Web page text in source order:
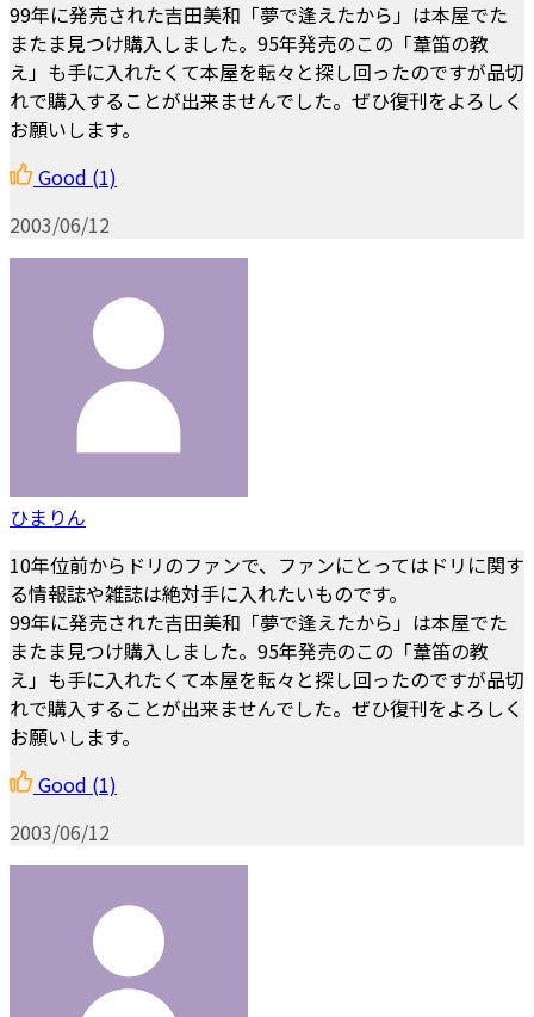
99年に発売された吉田美和「夢で逢えたから」は本屋でた
またま見つけ購入しました。95年発売のこの「葦笛の教
え」も手に入れたくて本屋を転々と探し回ったのですが品切
れで購入することが出来ませんでした。ぜひ復刊をよろしく
お願いします。
Good (1)
2003/06/12
ひまりん
10年位前からドリのファンで、ファンにとってはドリに関す
る情報誌や雑誌は絶対手に入れたいものです。
99年に発売された吉田美和「夢で逢えたから」は本屋でた
またま見つけ購入しました。95年発売のこの「葦笛の教
え」も手に入れたくて本屋を転々と探し回ったのですが品切
れで購入することが出来ませんでした。ぜひ復刊をよろしく
お願いします。
Good (1)
2003/06/12